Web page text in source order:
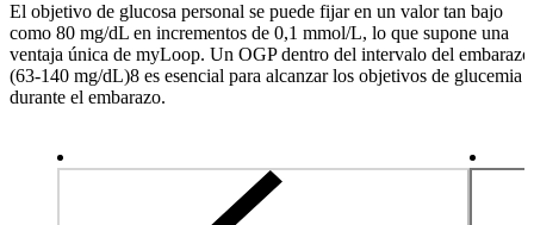
El objetivo de glucosa personal se puede fijar en un valor tan bajo
como 80 mg/dL en incrementos de 0,1 mmol/L, lo que supone una
ventaja única de myLoop. Un OGP dentro del intervalo del embarazo
(63-140 mg/dL)8 es esencial para alcanzar los objetivos de glucemia
durante el embarazo.